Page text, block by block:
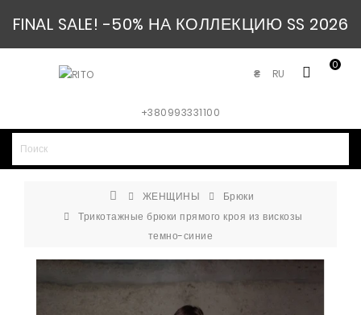
FINAL SALE! -50% НА КОЛЛЕКЦИЮ SS 2026
0
RU
₴
+380993331100
ЖЕНЩИНЫ
Брюки
Трикотажные брюки прямого кроя из вискозы
темно-синие